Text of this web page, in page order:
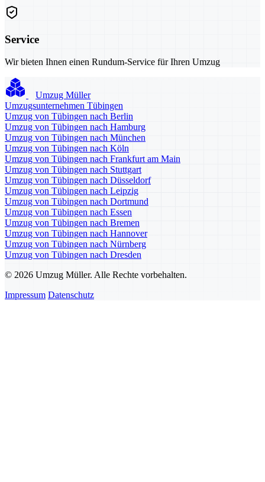
Service
Wir bieten Ihnen einen Rundum-Service für Ihren Umzug
Umzug Müller
Umzugsunternehmen Tübingen
Umzug von Tübingen nach Berlin
Umzug von Tübingen nach Hamburg
Umzug von Tübingen nach München
Umzug von Tübingen nach Köln
Umzug von Tübingen nach Frankfurt am Main
Umzug von Tübingen nach Stuttgart
Umzug von Tübingen nach Düsseldorf
Umzug von Tübingen nach Leipzig
Umzug von Tübingen nach Dortmund
Umzug von Tübingen nach Essen
Umzug von Tübingen nach Bremen
Umzug von Tübingen nach Hannover
Umzug von Tübingen nach Nürnberg
Umzug von Tübingen nach Dresden
© 2026 Umzug Müller. Alle Rechte vorbehalten.
Impressum Datenschutz